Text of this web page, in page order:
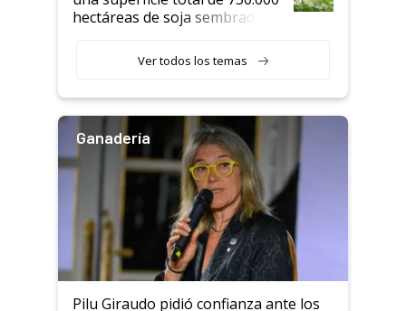
hectáreas de soja sembradas
variedades que marcan un
salto tecnológico en genética y
Ver todos los temas
Ganadería
Pilu Giraudo pidió confianza ante los